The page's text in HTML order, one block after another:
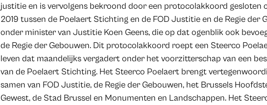
justitie en is vervolgens bekroond door een protocolakkoord gesloten
2019 tussen de Poelaert Stichting en de FOD Justitie en de Regie der
onder minister van Justitie Koen Geens, die op dat ogenblik ook
de Regie der Gebouwen. Dit protocolakkoord roept een Steerco
leven dat maandelijks vergadert onder het voorzitterschap van een
van de Poelaert Stichting. Het Steerco Poelaert brengt
samen van FOD Justitie, de Regie der Gebouwen, het Brussels
Gewest, de Stad Brussel en Monumenten en Landschappen. Het